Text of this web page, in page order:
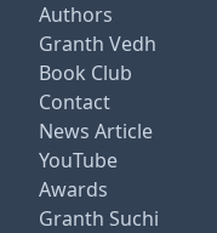
Authors
Granth Vedh
Book Club
Contact
News Article
YouTube
Awards
Granth Suchi